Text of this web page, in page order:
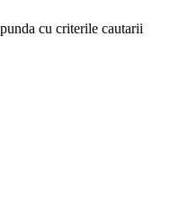
cu criterile cautarii